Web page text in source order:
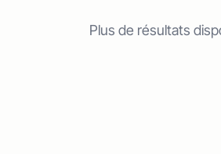
Plus de résultats